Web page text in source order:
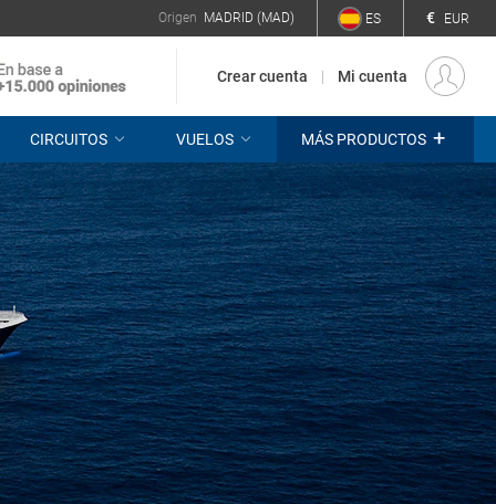
Origen MADRID (MAD) ES € EUR
Crear cuenta Mi cuenta
CIRCUITOS VUELOS MÁS PRODUCTOS +